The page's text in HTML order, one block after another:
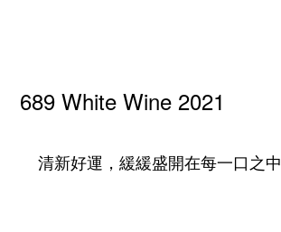
689 White Wine 2021
清新好運，緩緩盛開在每一口之中